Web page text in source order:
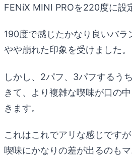
FENiX MINI PROを220度に設
190度で感じたかなり良いバラ
やや崩れた印象を受けました。
しかし、2パフ、3パフするう
きて、より複雑な喫味が口の
きます。
これはこれでアリな感じです
喫味にかなりの差が出るのも